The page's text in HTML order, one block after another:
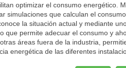
optimizar el consumo energético.
simulaciones que calculan el
la situación actual y mediante
que permite adecuar el consumo y
áreas fuera de la industria,
energética de las diferentes